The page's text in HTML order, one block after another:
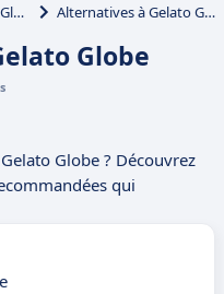
Gelato Globe Alternatives à Gelato Globe
Globe
Globe ? Découvrez
qui